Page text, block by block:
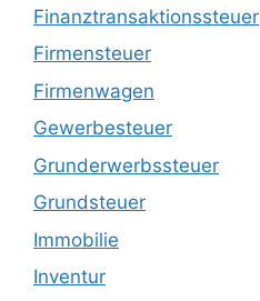
Finanztransaktionssteuer
Firmensteuer
Firmenwagen
Gewerbesteuer
Grunderwerbssteuer
Grundsteuer
Immobilie
Inventur